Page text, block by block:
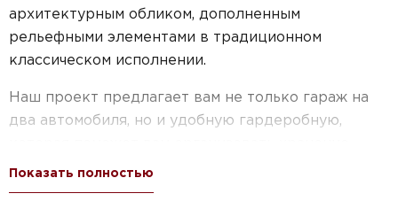
архитектурным обликом, дополненным
рельефными элементами в традиционном
классическом исполнении.
Наш проект предлагает вам не только гараж на
два автомобиля, но и удобную гардеробную,
одежды и аксессуаров. Также в доме
предусмотрено достаточное количество
Показать полностью